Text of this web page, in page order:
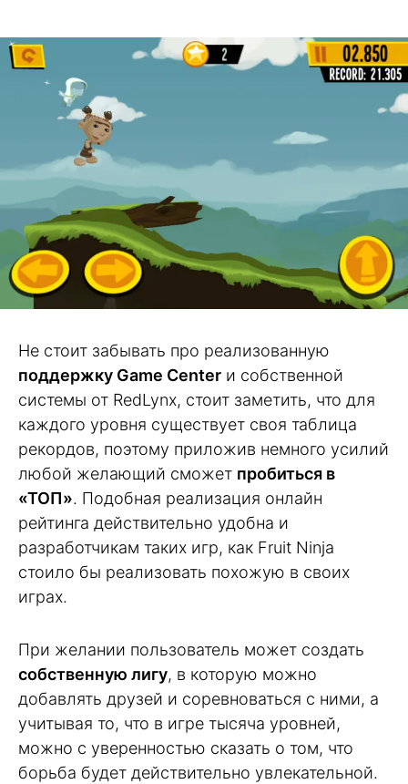
Не стоит забывать про реализованную
поддержку Game Center и собственной
системы от RedLynx, стоит заметить, что для
каждого уровня существует своя таблица
рекордов, поэтому приложив немного усилий
любой желающий сможет пробиться в
«ТОП». Подобная реализация онлайн
рейтинга действительно удобна и
разработчикам таких игр, как Fruit Ninja
стоило бы реализовать похожую в своих
играх.
При желании пользователь может создать
собственную лигу, в которую можно
добавлять друзей и соревноваться с ними, а
учитывая то, что в игре тысяча уровней,
можно с уверенностью сказать о том, что
борьба будет действительно увлекательной.